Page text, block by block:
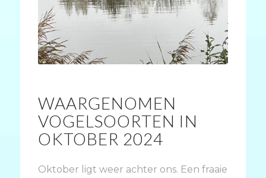
WAARGENOMEN
VOGELSOORTEN IN
OKTOBER 2024
Oktober ligt weer achter ons. Een fraaie